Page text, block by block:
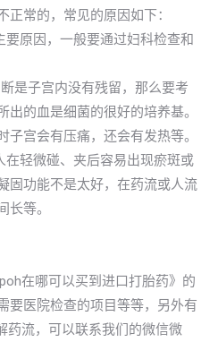
常的，常见的原因如下：
要原因，一般要通过妇科检查和
是子宫内没有残留，那么要考
的血是细菌的很好的培养基。
宫会有压痛，还会有发热等。
在轻微碰、夹后容易出现瘀斑或
固功能不是太好，在药流或人流
长等。
在哪可以买到进口打胎药》的
要医院检查的项目等等，另外有
药流，可以联系我们的微信微